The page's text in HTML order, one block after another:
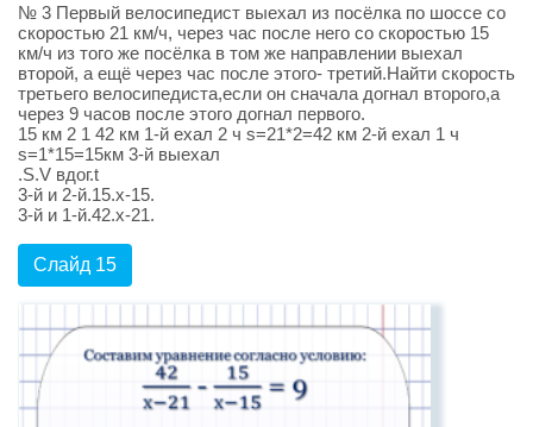
№ 3 Первый велосипедист выехал из посёлка по шоссе со
скоростью 21 км/ч, через час после него со скоростью 15
км/ч из того же посёлка в том же направлении выехал
второй, а ещё через час после этого- третий.Найти скорость
третьего велосипедиста,если он сначала догнал второго,а
через 9 часов после этого догнал первого.
15 км 2 1 42 км 1-й ехал 2 ч s=21*2=42 км 2-й ехал 1 ч
s=1*15=15км 3-й выехал
.S.V вдог.t
3-й и 2-й.15.х-15.
3-й и 1-й.42.х-21.
Слайд 15